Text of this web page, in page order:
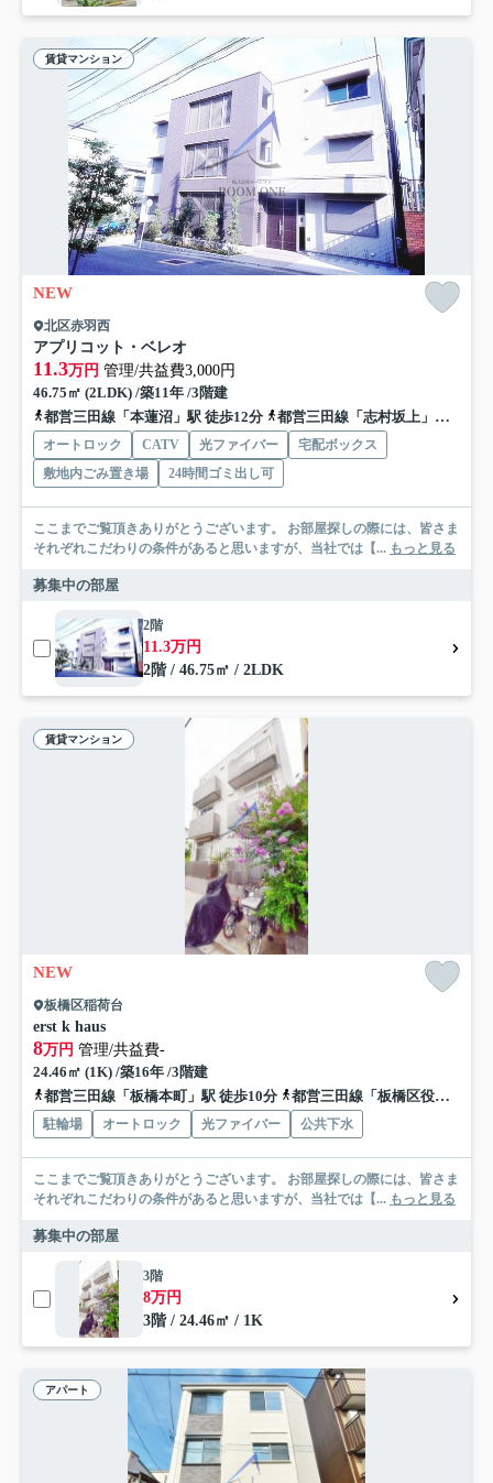
賃貸マンション
NEW
北区赤羽西
アプリコット・ベレオ
11.3万円 管理/共益費3,000円
46.75㎡ (2LDK) /築11年 /3階建
都営三田線「本蓮沼」駅 徒歩12分
都営三田線「志村坂上」駅 徒歩14分
オートロック CATV 光ファイバー
宅配ボックス
敷地内ごみ置き場
24時間ゴミ出し可
ここまでご覧頂きありがとうございます。 お部屋探しの際には、皆さま
それぞれこだわりの条件があると思いますが、当社では【... もっと見る
募集中の部屋
2階
11.3万円
2階 / 46.75㎡ / 2LDK
賃貸マンション
NEW
板橋区稲荷台
erst k haus
8万円 管理/共益費-
24.46㎡ (1K) /築16年 /3階建
都営三田線「板橋本町」駅 徒歩10分
都営三田線「板橋区役所前」駅 徒歩18分
駐輪場 オートロック 光ファイバー 公共下水
ここまでご覧頂きありがとうございます。 お部屋探しの際には、皆さま
それぞれこだわりの条件があると思いますが、当社では【... もっと見る
募集中の部屋
3階
8万円
3階 / 24.46㎡ / 1K
アパート